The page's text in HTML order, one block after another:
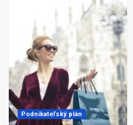
Podnikateľský plán